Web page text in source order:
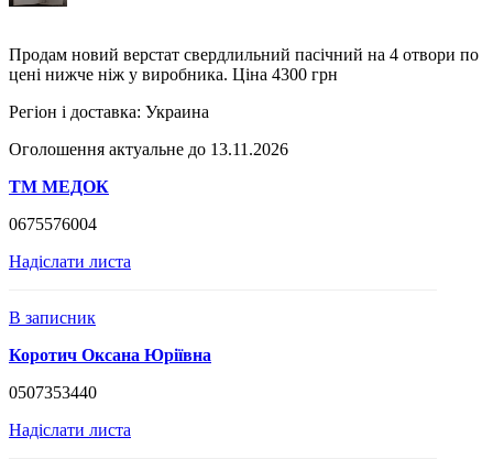
Продам новий верстат свердлильний пасічний на 4 отвори по
цені нижче ніж у виробника. Ціна 4300 грн
Регіон і доставка: Украина
Оголошення актуальне до 13.11.2026
ТМ МЕДОК
0675576004
Надіслати листа
В записник
Коротич Оксана Юріївна
0507353440
Надіслати листа